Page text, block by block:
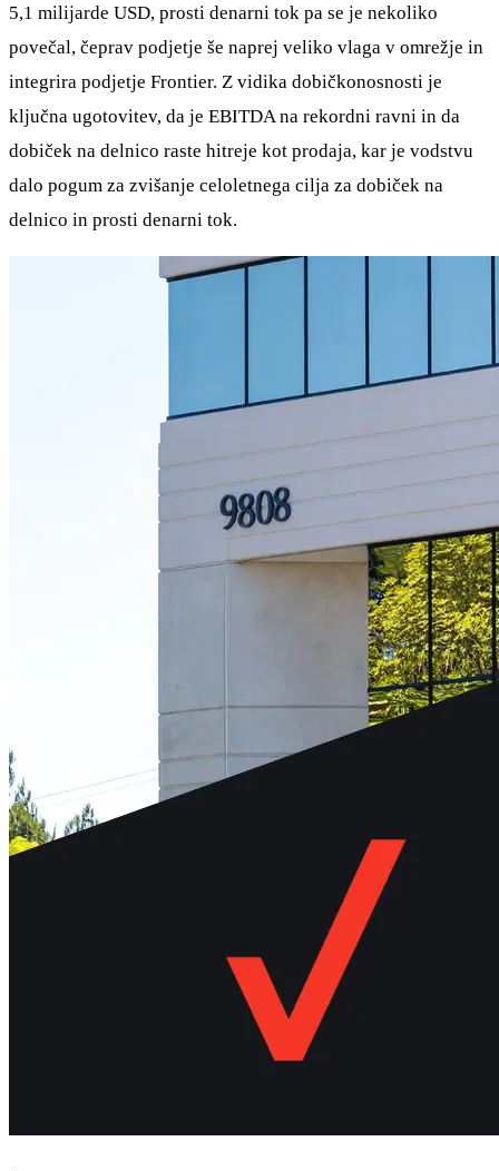
5,1 milijarde USD, prosti denarni tok pa se je nekoliko
povečal, čeprav podjetje še naprej veliko vlaga v omrežje in
integrira podjetje Frontier. Z vidika dobičkonosnosti je
ključna ugotovitev, da je EBITDA na rekordni ravni in da
dobiček na delnico raste hitreje kot prodaja, kar je vodstvu
dalo pogum za zvišanje celoletnega cilja za dobiček na
delnico in prosti denarni tok.